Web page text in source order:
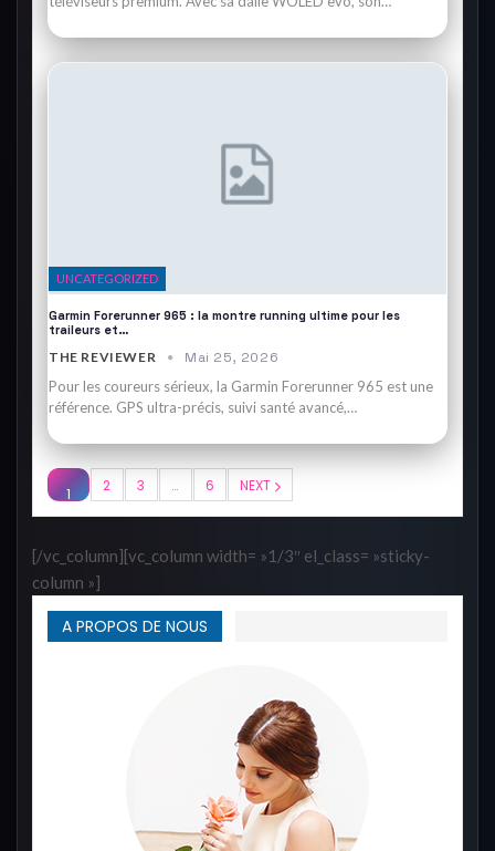
UNCATEGORIZED
Garmin Forerunner 965 : la montre running ultime pour les
traileurs et…
THE REVIEWER
Mai 25, 2026
Pour les coureurs sérieux, la Garmin Forerunner 965 est une
référence. GPS ultra-précis, suivi santé avancé,…
1 2 3 … 6 NEXT
[/vc_column][vc_column width= »1/3″ el_class= »sticky-
column »]
A PROPOS DE NOUS